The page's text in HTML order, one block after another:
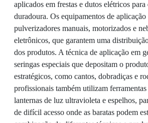
aplicados em frestas e dutos elétricos
duradoura. Os equipamentos de
pulverizadores manuais, motorizados e
eletrônicos, que garantem uma
dos produtos. A técnica de aplicação em
seringas especiais que depositam o
estratégicos, como cantos, dobradiças e
profissionais também utilizam
lanternas de luz ultravioleta e espelhos,
de difícil acesso onde as baratas podem